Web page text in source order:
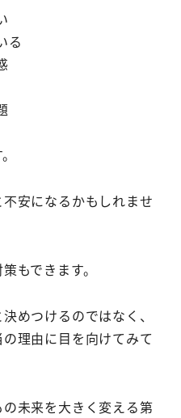
る
安になるかもしれませ
もできます。
めつけるのではなく、
理由に目を向けてみて
未来を大きく変える第